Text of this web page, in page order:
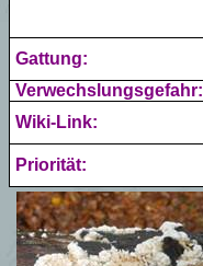
Gattung:
Verwechslungsgefahr:
Wiki-Link:
Priorität: